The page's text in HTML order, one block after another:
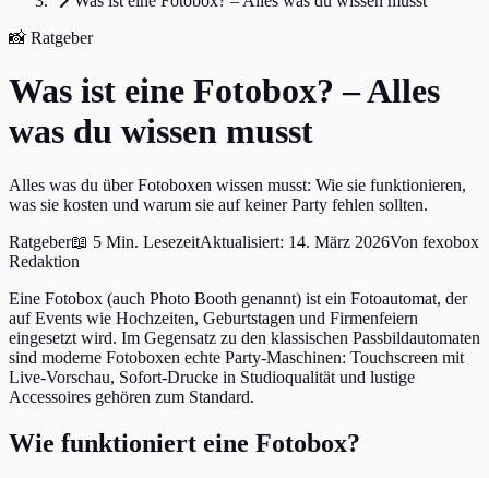
📸 Ratgeber
Was ist eine Fotobox? – Alles
was du wissen musst
Alles was du über Fotoboxen wissen musst: Wie sie funktionieren,
was sie kosten und warum sie auf keiner Party fehlen sollten.
Ratgeber📖 5 Min. LesezeitAktualisiert: 14. März 2026Von fexobox
Redaktion
Eine Fotobox (auch Photo Booth genannt) ist ein Fotoautomat, der
auf Events wie Hochzeiten, Geburtstagen und Firmenfeiern
eingesetzt wird. Im Gegensatz zu den klassischen Passbildautomaten
sind moderne Fotoboxen echte Party-Maschinen: Touchscreen mit
Live-Vorschau, Sofort-Drucke in Studioqualität und lustige
Accessoires gehören zum Standard.
Wie funktioniert eine Fotobox?